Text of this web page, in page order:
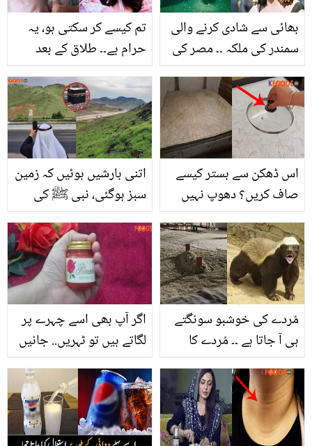
تم کیسے کر سکتی ہو، یہ
حرام ہے۔۔ طلاق کے بعد
اظفر علی کے ساتھ کام
کرنے پر سلمیٰ حسن کو کیا
کچھ سننا پڑا؟
بھائی سے شادی کرنے والی
سمندر کی ملکہ ۔۔ مصر کی
وہ فرعون ملکہ، جس کا
پورا شہر سمندر میں چلا
گیا
اتنی بارشیں ہوئیں کہ زمین
سبز ہوگئی، نبی ﷺ کی
حدیث سچ ہوگئی ۔۔ سعودی
عرب میں قیامت کی
کونسی بڑی نشانی پوری
ہوگئی؟ ویڈیو دیکھیں
اس ڈھکن سے بستر کیسے
صاف کریں؟ دھوپ نہیں
آرہی تو ہاس طریقے سے
بستر صاف کریں اور کیڑے
مکوڑوں سے نجات پائیں
اگر آپ بھی اسے چہرے پر
لگاتے ہیں تو ٹہریں.. جانیں
یہ کریم جسم کے کس
حصے پر استعمال کے لئے
بنی ہے اور اس سے کیسے
فائدہ اٹھائیں؟
مُردے کی خوشبو سونگتے
ہی آ جاتا ہے ۔۔ مُردے کا
گوشت کھانے والا جانور،
جس نے مُردوں کو بھی
نہیں چھوڑا